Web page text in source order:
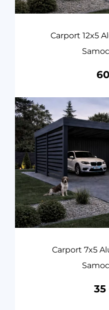
Carport 12x5
Carport 7x5